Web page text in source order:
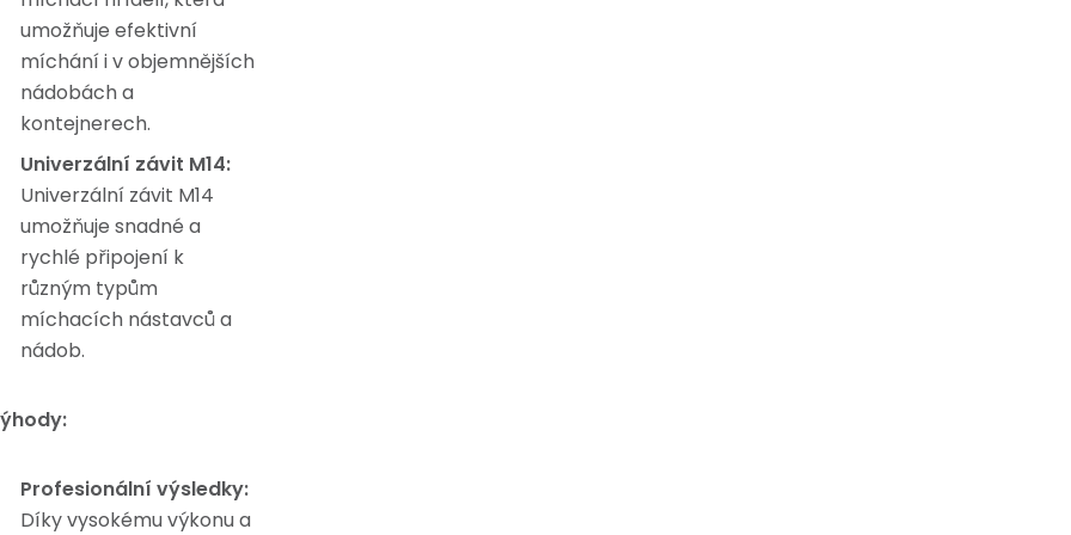
umožňuje efektivní
míchání i v objemnějších
nádobách a
kontejnerech.
Univerzální závit M14:
Univerzální závit M14
umožňuje snadné a
rychlé připojení k
různým typům
míchacích nástavců a
nádob.
Profesionální výsledky:
Díky vysokému výkonu a